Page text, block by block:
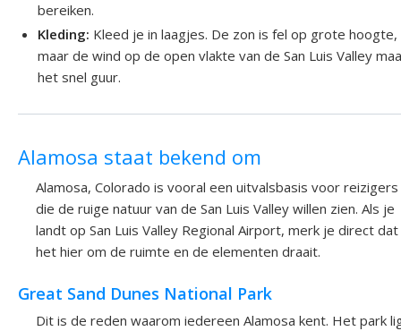
bereiken.
Kleding: Kleed je in laagjes. De zon is fel op grote hoogte,
maar de wind op de open vlakte van de San Luis Valley
het snel guur.
Alamosa staat bekend om
Alamosa, Colorado is vooral een uitvalsbasis voor reizigers
die de ruige natuur van de San Luis Valley willen zien. Als je
landt op San Luis Valley Regional Airport, merk je direct dat
het hier om de ruimte en de elementen draait.
Great Sand Dunes National Park
Dit is de reden waarom iedereen Alamosa kent. Het park